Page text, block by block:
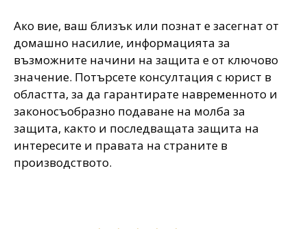
Ако вие, ваш близък или познат е засегнат от
домашно насилие, информацията за
възможните начини на защита е от ключово
значение. Потърсете консултация с юрист в
областта, за да гарантирате навременното и
законосъобразно подаване на молба за
защита, както и последващата защита на
интересите и правата на страните в
производството.